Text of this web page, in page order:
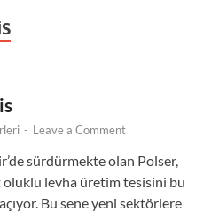
- Leave a Comment
sürdürmekte olan Polser,
levha üretim tesisini bu
Bu sene yeni sektörlere